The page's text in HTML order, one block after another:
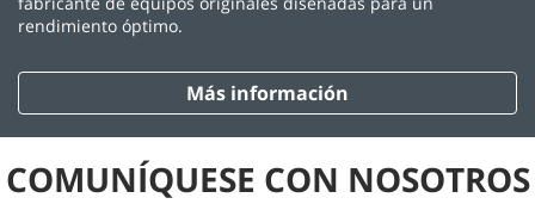
rendimiento óptimo.
Más información
COMUNÍQUESE CON NOSOTROS